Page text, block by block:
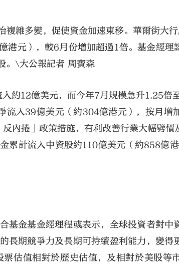
雜多變，促使資金加速東移。華爾街大
港元），較6月份增加超過1倍。基金經理
。\大公報記者 周寶森
約12億美元，而今年7月規模急升1.25倍
流入39億美元（約304億港元），按月增
內捲」政策措施，有利改善行業大幅劈價
累計流入中資股約110億美元（約858億
基金基金經理程彧表示，全球投資者對中
長期競爭力及長期可持續盈利能力，變得
估值相對於歷史估值，及相對於美股等